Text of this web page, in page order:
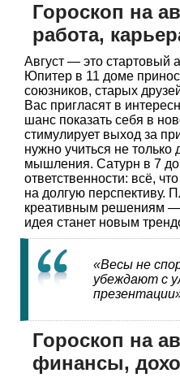
Гороскоп на
работа,
Август — это стартовый
Юпитер в 11 доме
союзников, старых
Вас пригласят в
шанс показать себя в
стимулирует выход за
нужно учиться не только
мышления. Сатурн в 7
ответственности: всё,
на долгую перспективу.
креативным решениям
идея станет новым
«Весы не
убеждают с
Гороскоп на
финансы,